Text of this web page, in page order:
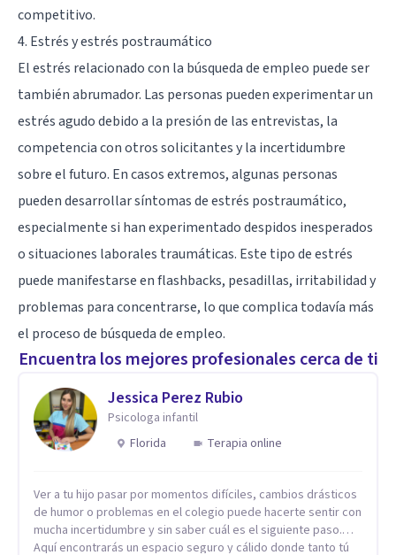
competitivo.
4. Estrés y estrés postraumático
El estrés relacionado con la búsqueda de empleo puede ser
también abrumador. Las personas pueden experimentar un
estrés agudo debido a la presión de las entrevistas, la
competencia con otros solicitantes y la incertidumbre
sobre el futuro. En casos extremos, algunas personas
pueden desarrollar síntomas de estrés postraumático,
especialmente si han experimentado despidos inesperados
o situaciones laborales traumáticas. Este tipo de estrés
puede manifestarse en flashbacks, pesadillas, irritabilidad y
problemas para concentrarse, lo que complica todavía más
el proceso de búsqueda de empleo.
Encuentra los mejores profesionales cerca de ti
Jessica Perez Rubio
Psicologa infantil
Florida
Terapia online
Ver a tu hijo pasar por momentos difíciles, cambios drásticos
de humor o problemas en el colegio puede hacerte sentir con
mucha incertidumbre y sin saber cuál es el siguiente paso.
Aquí encontrarás un espacio seguro y cálido donde tanto tú